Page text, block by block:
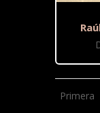
Primera